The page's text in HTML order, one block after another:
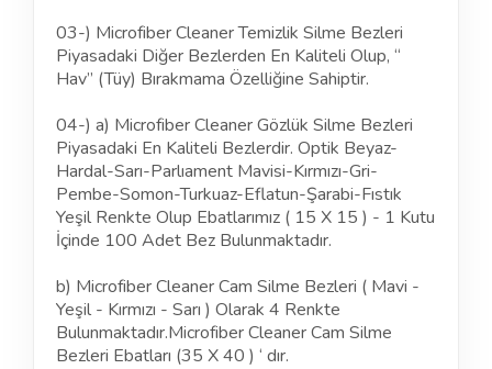
03-) Microfiber Cleaner Temizlik Silme Bezleri
Piyasadaki Diğer Bezlerden En Kaliteli Olup, “
Hav” (Tüy) Bırakmama Özelliğine Sahiptir.
04-) a) Microfiber Cleaner Gözlük Silme Bezleri
Piyasadaki En Kaliteli Bezlerdir. Optik Beyaz-
Hardal-Sarı-Parlıament Mavisi-Kırmızı-Gri-
Pembe-Somon-Turkuaz-Eflatun-Şarabi-Fıstık
Yeşil Renkte Olup Ebatlarımız ( 15 X 15 ) - 1 Kutu
İçinde 100 Adet Bez Bulunmaktadır.
b) Microfiber Cleaner Cam Silme Bezleri ( Mavi -
Yeşil - Kırmızı - Sarı ) Olarak 4 Renkte
Bulunmaktadır.Microfiber Cleaner Cam Silme
Bezleri Ebatları (35 X 40 ) ‘ dır.